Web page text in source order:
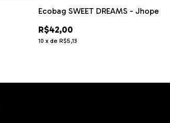
Ecobag SWEET DREAMS - Jhope
R$42,00
10 x de R$5,13